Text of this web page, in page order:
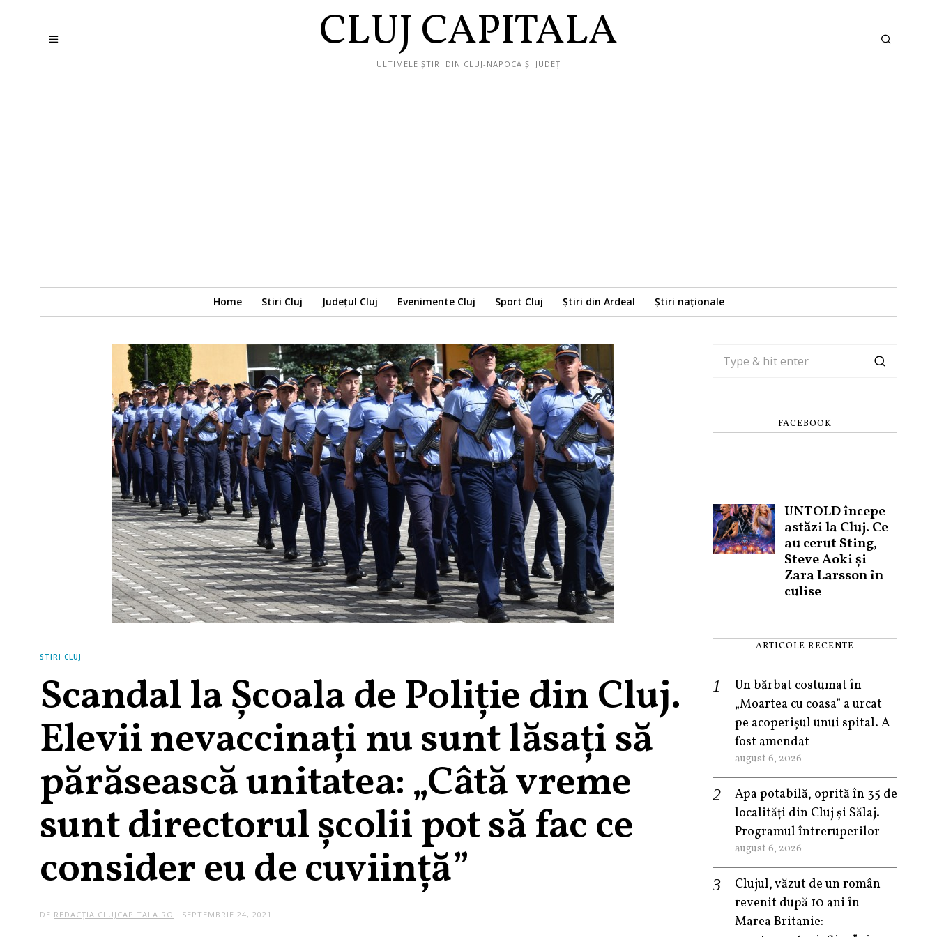
CLUJ CAPITALA
ULTIMELE ȘTIRI DIN CLUJ-NAPOCA ȘI JUDEȚ
Home Stiri Cluj Județul Cluj Evenimente Cluj Sport Cluj Știri din Ardeal Știri naționale
STIRI CLUJ
Scandal la Școala de Poliție din Cluj.
Elevii nevaccinați nu sunt lăsați să
părăsească unitatea: „Câtă vreme
sunt directorul școlii pot să fac ce
consider eu de cuviință”
DE REDACȚIA CLUJCAPITALA.RO SEPTEMBRIE 24, 2021
FACEBOOK
UNTOLD începe
astăzi la Cluj. Ce
au cerut Sting,
Steve Aoki și
Zara Larsson în
culise
ARTICOLE RECENTE
Un bărbat costumat în
„Moartea cu coasa” a urcat
pe acoperișul unui spital. A
fost amendat
august 6, 2026
Apa potabilă, oprită în 35 de
localități din Cluj și Sălaj.
Programul întreruperilor
august 6, 2026
Clujul, văzut de un român
revenit după 10 ani în
Marea Britanie: